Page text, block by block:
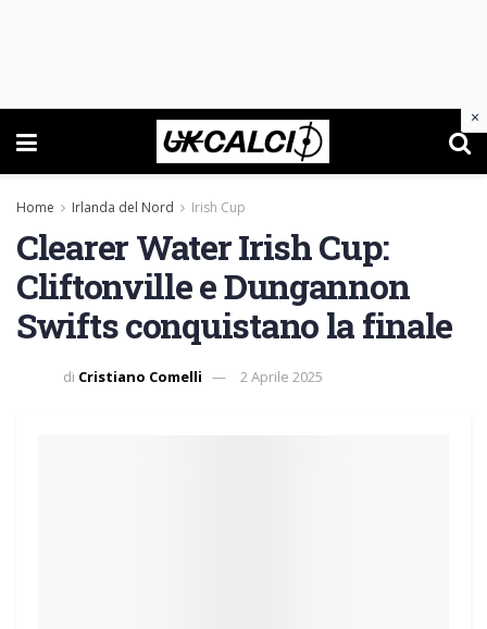
Home Irlanda del Nord Irish Cup
Clearer Water Irish Cup:
Cliftonville e Dungannon
Swifts conquistano la finale
di Cristiano Comelli 2 Aprile 2025
×